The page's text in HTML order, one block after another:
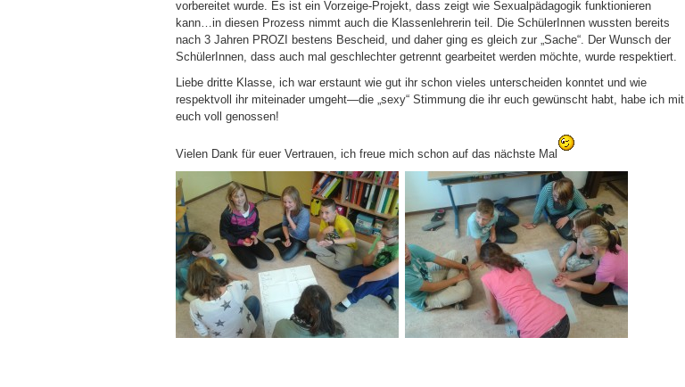
vorbereitet wurde. Es ist ein Vorzeige-Projekt, dass zeigt wie Sexualpädagogik funktionieren
kann…in diesen Prozess nimmt auch die Klassenlehrerin teil. Die SchülerInnen wussten bereits
nach 3 Jahren PROZI bestens Bescheid, und daher ging es gleich zur „Sache“. Der Wunsch der
SchülerInnen, dass auch mal geschlechter getrennt gearbeitet werden möchte, wurde respektiert.
Liebe dritte Klasse, ich war erstaunt wie gut ihr schon vieles unterscheiden konntet und wie
respektvoll ihr miteinader umgeht—die „sexy“ Stimmung die ihr euch gewünscht habt, habe ich mit
euch voll genossen!
Vielen Dank für euer Vertrauen, ich freue mich schon auf das nächste Mal